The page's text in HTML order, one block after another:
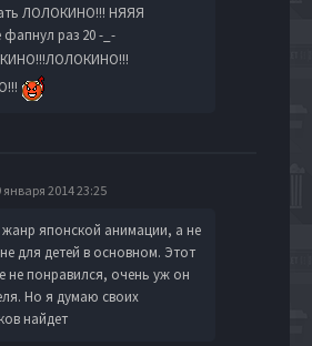
ЛОЛОКИНО!!! НЯЯЯ
фапнул раз 20 -_-
января 2014 23:25
японской анимации, а не
для детей в основном. Этот
не понравился, очень уж он
Но я думаю своих
найдет